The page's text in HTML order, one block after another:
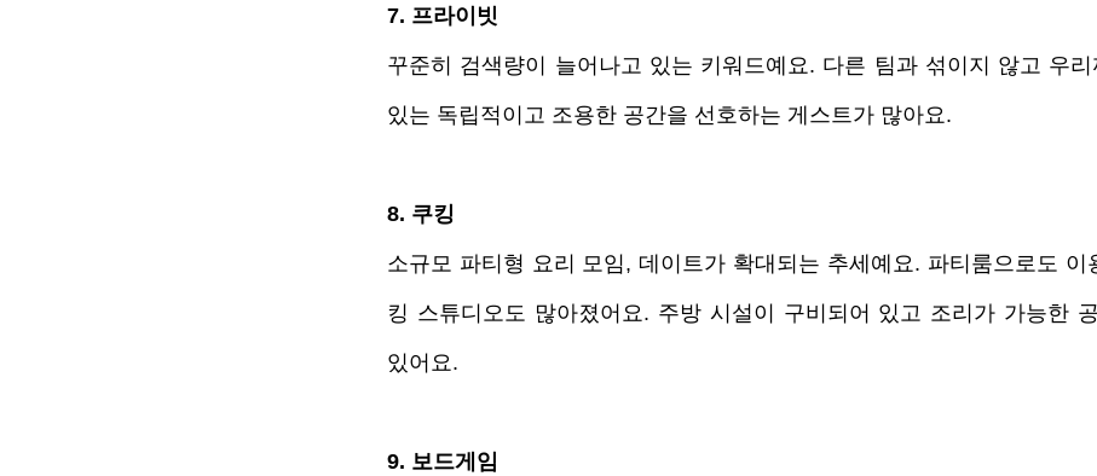
7. 프라이빗
꾸준히 검색량이 늘어나고 있는 키워드예요. 다른 팀과 섞이지 않고 우
있는 독립적이고 조용한 공간을 선호하는 게스트가 많아요.
8. 쿠킹
소규모 파티형 요리 모임, 데이트가 확대되는 추세예요. 파티룸으로도 이
킹 스튜디오도 많아졌어요. 주방 시설이 구비되어 있고 조리가 가능한
있어요.
9. 보드게임